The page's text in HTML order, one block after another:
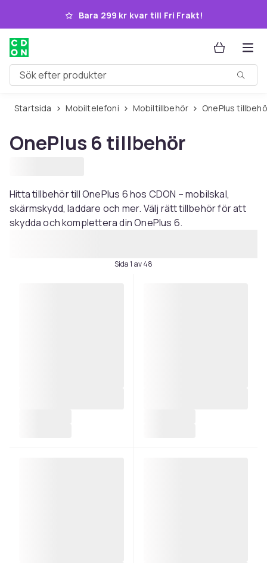
Hoppa till huvudinnehållet
Bara 299 kr kvar till Fri Frakt!
Sök efter produkter
Startsida Mobiltelefoni Mobiltillbehör OnePlus
OnePlus 6 tillbehör
Hitta tillbehör till OnePlus 6 hos CDON – mobilskal,
skärmskydd, laddare och mer. Välj rätt tillbehör för att
skydda och komplettera din OnePlus 6.
Sida 1 av 48